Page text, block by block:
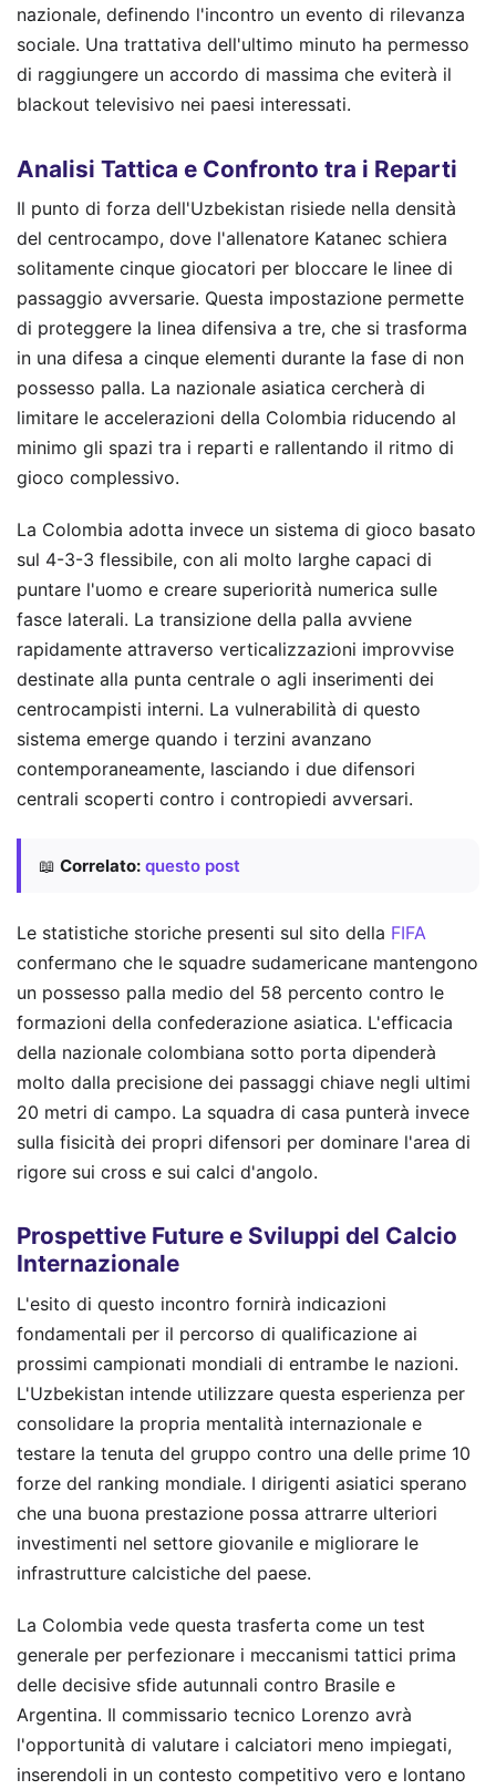
nazionale, definendo l'incontro un evento di rilevanza
sociale. Una trattativa dell'ultimo minuto ha permesso
di raggiungere un accordo di massima che eviterà il
blackout televisivo nei paesi interessati.
Analisi Tattica e Confronto tra i Reparti
Il punto di forza dell'Uzbekistan risiede nella densità
del centrocampo, dove l'allenatore Katanec schiera
solitamente cinque giocatori per bloccare le linee di
passaggio avversarie. Questa impostazione permette
di proteggere la linea difensiva a tre, che si trasforma
in una difesa a cinque elementi durante la fase di non
possesso palla. La nazionale asiatica cercherà di
limitare le accelerazioni della Colombia riducendo al
minimo gli spazi tra i reparti e rallentando il ritmo di
gioco complessivo.
La Colombia adotta invece un sistema di gioco basato
sul 4-3-3 flessibile, con ali molto larghe capaci di
puntare l'uomo e creare superiorità numerica sulle
fasce laterali. La transizione della palla avviene
rapidamente attraverso verticalizzazioni improvvise
destinate alla punta centrale o agli inserimenti dei
centrocampisti interni. La vulnerabilità di questo
sistema emerge quando i terzini avanzano
contemporaneamente, lasciando i due difensori
centrali scoperti contro i contropiedi avversari.
📖 Correlato: questo post
Le statistiche storiche presenti sul sito della FIFA
confermano che le squadre sudamericane mantengono
un possesso palla medio del 58 percento contro le
formazioni della confederazione asiatica. L'efficacia
della nazionale colombiana sotto porta dipenderà
molto dalla precisione dei passaggi chiave negli ultimi
20 metri di campo. La squadra di casa punterà invece
sulla fisicità dei propri difensori per dominare l'area di
rigore sui cross e sui calci d'angolo.
Prospettive Future e Sviluppi del Calcio
Internazionale
L'esito di questo incontro fornirà indicazioni
fondamentali per il percorso di qualificazione ai
prossimi campionati mondiali di entrambe le nazioni.
L'Uzbekistan intende utilizzare questa esperienza per
consolidare la propria mentalità internazionale e
testare la tenuta del gruppo contro una delle prime 10
forze del ranking mondiale. I dirigenti asiatici sperano
che una buona prestazione possa attrarre ulteriori
investimenti nel settore giovanile e migliorare le
infrastrutture calcistiche del paese.
La Colombia vede questa trasferta come un test
generale per perfezionare i meccanismi tattici prima
delle decisive sfide autunnali contro Brasile e
Argentina. Il commissario tecnico Lorenzo avrà
l'opportunità di valutare i calciatori meno impiegati,
inserendoli in un contesto competitivo vero e lontano